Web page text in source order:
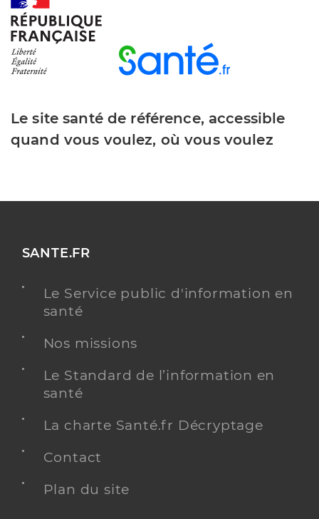
Le site santé de référence, accessible
quand vous voulez, où vous voulez
SANTE.FR
Le Service public d'information en
santé
Nos missions
Le Standard de l’information en
santé
La charte Santé.fr Décryptage
Contact
Plan du site